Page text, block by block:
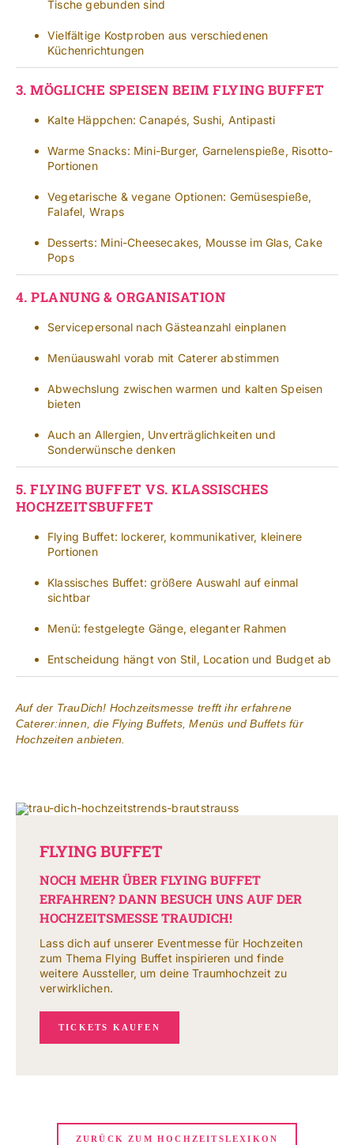
Tische gebunden sind
Vielfältige Kostproben aus verschiedenen
Küchenrichtungen
3.MÖGLICHE SPEISEN BEIM FLYING BUFFET
Kalte Häppchen: Canapés, Sushi, Antipasti
Warme Snacks: Mini-Burger, Garnelenspieße, Risotto-
Portionen
Vegetarische & vegane Optionen: Gemüsespieße,
Falafel, Wraps
Desserts: Mini-Cheesecakes, Mousse im Glas, Cake
Pops
4.PLANUNG & ORGANISATION
Servicepersonal nach Gästeanzahl einplanen
Menüauswahl vorab mit Caterer abstimmen
Abwechslung zwischen warmen und kalten Speisen
bieten
Auch an Allergien, Unverträglichkeiten und
Sonderwünsche denken
5.FLYING BUFFET VS. KLASSISCHES
HOCHZEITSBUFFET
Flying Buffet: lockerer, kommunikativer, kleinere
Portionen
Klassisches Buffet: größere Auswahl auf einmal
sichtbar
Menü: festgelegte Gänge, eleganter Rahmen
Entscheidung hängt von Stil, Location und Budget ab
Auf der TrauDich! Hochzeitsmesse trefft ihr erfahrene
Caterer:innen, die Flying Buffets, Menüs und Buffets für
Hochzeiten anbieten.
FLYING BUFFET
NOCH MEHR ÜBER FLYING BUFFET
ERFAHREN? DANN BESUCH UNS AUF DER
HOCHZEITSMESSE TRAUDICH!
Lass dich auf unserer Eventmesse für Hochzeiten
zum Thema Flying Buffet inspirieren und finde
weitere Aussteller, um deine Traumhochzeit zu
verwirklichen.
TICKETS KAUFEN
ZURÜCK ZUM HOCHZEITSLEXIKON